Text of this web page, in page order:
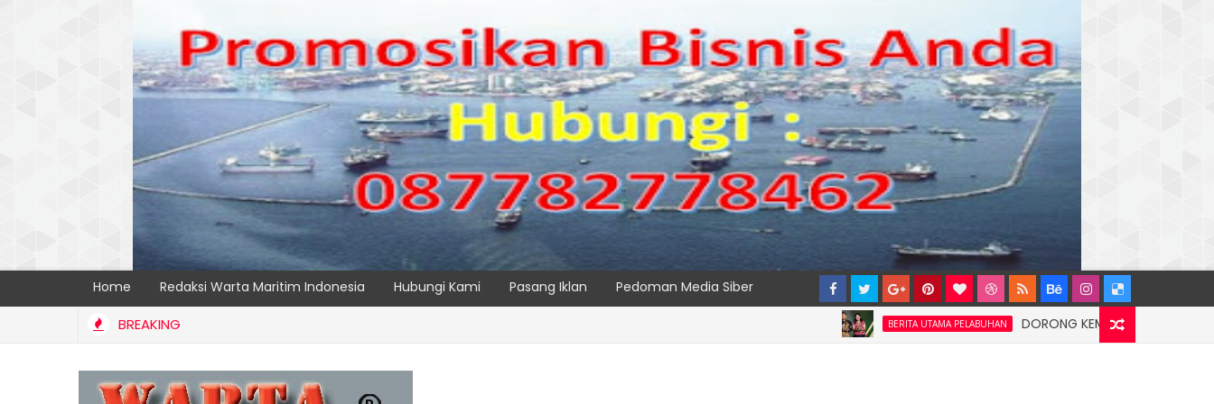
Home Redaksi Warta Maritim Indonesia Hubungi Kami Pasang Iklan Pedoman Media Siber
BREAKING BERITA UTAMA PELABUHAN
DORONG KEMANDIRIAN EKONOMI